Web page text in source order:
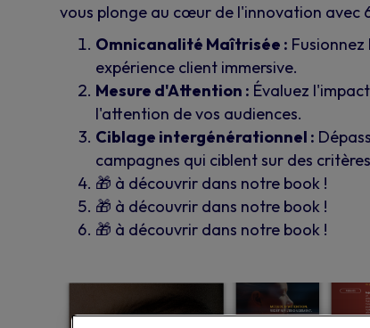
vous plonge au cœur de l'innovation avec
Omnicanalité Maîtrisée :
expérience client immersive.
Mesure d'Attention : Évaluez
l'attention de vos audiences.
Ciblage intergénérationnel :
campagnes qui ciblent sur des
🎁 à découvrir dans notre book !
🎁 à découvrir dans notre book !
🎁 à découvrir dans notre book !